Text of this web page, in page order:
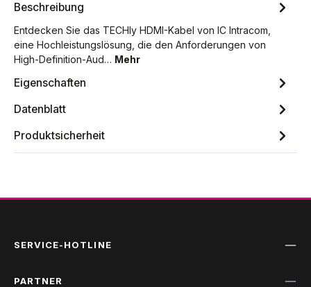
Beschreibung
Entdecken Sie das TECHly HDMI-Kabel von IC Intracom,
eine Hochleistungslösung, die den Anforderungen von
High-Definition-Aud… Mehr
Eigenschaften
Datenblatt
Produktsicherheit
SERVICE-HOTLINE
PARTNER